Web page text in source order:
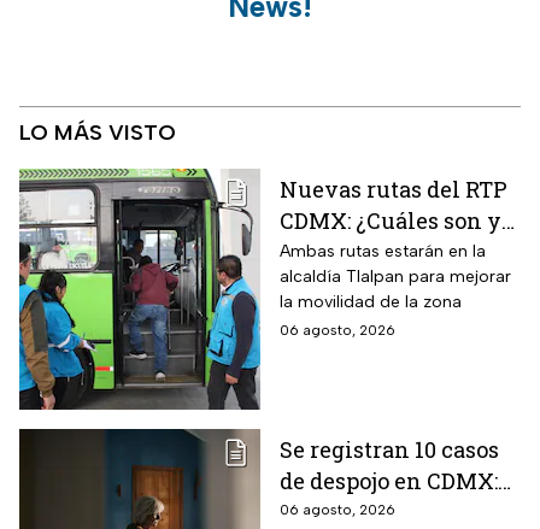
LO MÁS VISTO
Nuevas rutas del RTP
CDMX: ¿Cuáles son y
con qué estaciones
del Metrobús
conectan?
Ambas rutas estarán en la
alcaldía Tlalpan para mejorar
la movilidad de la zona
06 agosto, 2026
Se registran 10 casos
de despojo en CDMX:
adultos mayores son
06 agosto, 2026